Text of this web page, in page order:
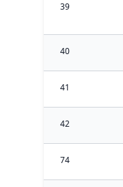
39
40
41
42
74